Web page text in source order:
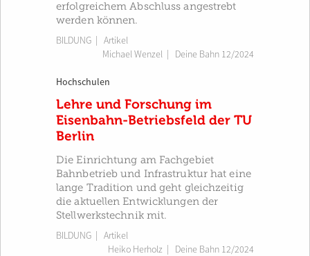
erfolgreichem Abschluss angestrebt
werden können.
BILDUNG | Artikel
Michael Wenzel
Deine Bahn 12/2024
Hochschulen
Lehre und Forschung im
Eisenbahn-Betriebsfeld der TU
Berlin
Die Einrichtung am Fachgebiet
Bahnbetrieb und Infrastruktur hat eine
lange Tradition und geht gleichzeitig
die aktuellen Entwicklungen der
Stellwerkstechnik mit.
BILDUNG | Artikel
Heiko Herholz
Deine Bahn 12/2024